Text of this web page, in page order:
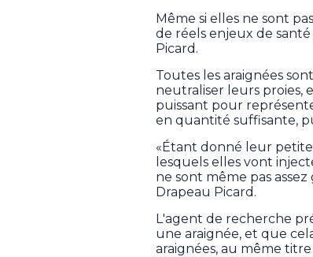
Même si elles ne sont
de réels enjeux de
Picard.
Toutes les araignées
neutraliser leurs proies,
puissant pour
en quantité suffisante,
«Étant donné leur
lesquels elles vont
ne sont même pas
Drapeau Picard.
L'agent de recherche
une araignée, et que
araignées, au même